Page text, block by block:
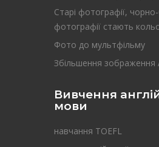
Старі фотографії, чорно-
фотографії стають
Фото до мультфільму
Збільшення зображення
Вивчення
мови
навчання TOEFL